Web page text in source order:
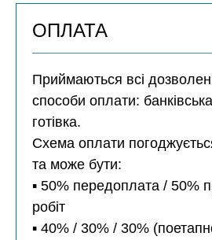
ОПЛАТА
Приймаються всі
способи оплати:
готівка.
Схема оплати
та може бути:
▪️ 50% передоплата / 50%
робіт
▪️ 40% / 30% / 30%